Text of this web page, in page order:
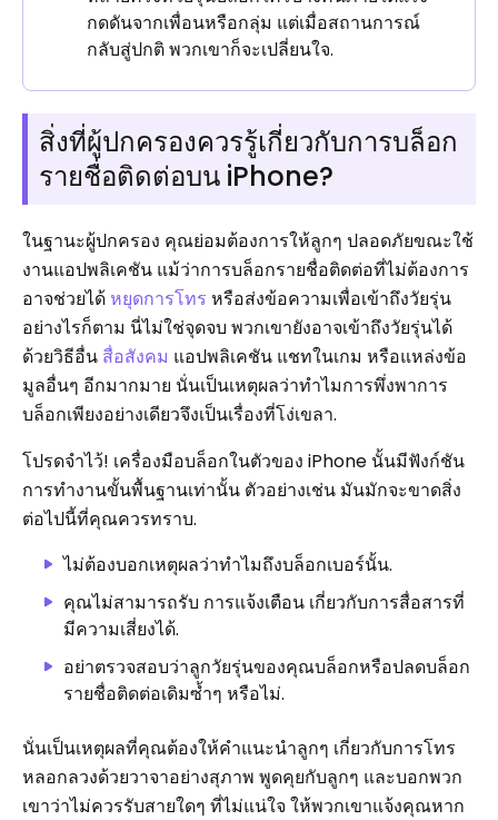
กดดันจากเพื่อนหรือกลุ่ม แต่เมื่อสถานการณ์
กลับสู่ปกติ พวกเขาก็จะเปลี่ยนใจ.
สิ่งที่ผู้ปกครองควรรู้เกี่ยวกับการบล็อก
รายชื่อติดต่อบน iPhone?
ในฐานะผู้ปกครอง คุณย่อมต้องการให้ลูกๆ ปลอดภัยขณะใช้
งานแอปพลิเคชัน แม้ว่าการบล็อกรายชื่อติดต่อที่ไม่ต้องการ
อาจช่วยได้ หยุดการโทร หรือส่งข้อความเพื่อเข้าถึงวัยรุ่น
อย่างไรก็ตาม นี่ไม่ใช่จุดจบ พวกเขายังอาจเข้าถึงวัยรุ่นได้
ด้วยวิธีอื่น สื่อสังคม แอปพลิเคชัน แชทในเกม หรือแหล่งข้อ
มูลอื่นๆ อีกมากมาย นั่นเป็นเหตุผลว่าทำไมการพึ่งพาการ
บล็อกเพียงอย่างเดียวจึงเป็นเรื่องที่โง่เขลา.
โปรดจำไว้! เครื่องมือบล็อกในตัวของ iPhone นั้นมีฟังก์ชัน
การทำงานขั้นพื้นฐานเท่านั้น ตัวอย่างเช่น มันมักจะขาดสิ่ง
ต่อไปนี้ที่คุณควรทราบ.
ไม่ต้องบอกเหตุผลว่าทำไมถึงบล็อกเบอร์นั้น.
คุณไม่สามารถรับ การแจ้งเตือน เกี่ยวกับการสื่อสารที่
มีความเสี่ยงได้.
อย่าตรวจสอบว่าลูกวัยรุ่นของคุณบล็อกหรือปลดบล็อก
รายชื่อติดต่อเดิมซ้ำๆ หรือไม่.
นั่นเป็นเหตุผลที่คุณต้องให้คำแนะนำลูกๆ เกี่ยวกับการโทร
หลอกลวงด้วยวาจาอย่างสุภาพ พูดคุยกับลูกๆ และบอกพวก
เขาว่าไม่ควรรับสายใดๆ ที่ไม่แน่ใจ ให้พวกเขาแจ้งคุณหาก